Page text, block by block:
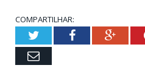
COMPARTILHAR:
TwitterFacebook
Email